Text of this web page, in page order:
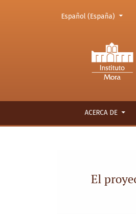
El proyecto de
Cambiar el idioma. El
Español (España)
ACERCA DE
El